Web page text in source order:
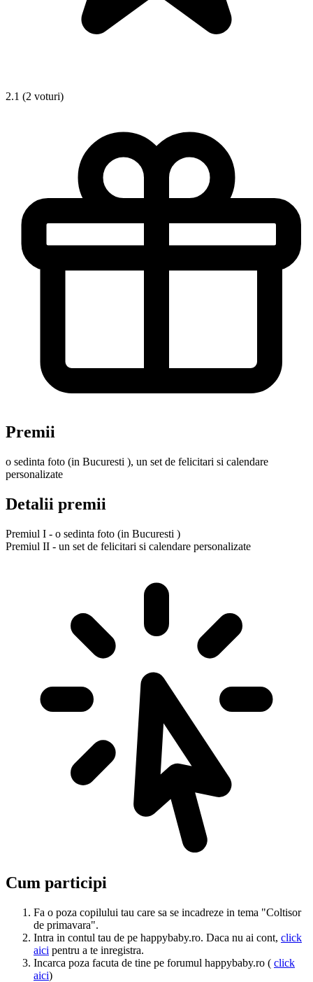
2.1 (2 voturi)
Premii
o sedinta foto (in Bucuresti ), un set de felicitari si calendare
personalizate
Detalii premii
Premiul I - o sedinta foto (in Bucuresti )
Premiul II - un set de felicitari si calendare personalizate
Cum participi
Fa o poza copilului tau care sa se incadreze in tema "Coltisor
de primavara".
Intra in contul tau de pe happybaby.ro. Daca nu ai cont, click
aici pentru a te inregistra.
Incarca poza facuta de tine pe forumul happybaby.ro ( click
aici)